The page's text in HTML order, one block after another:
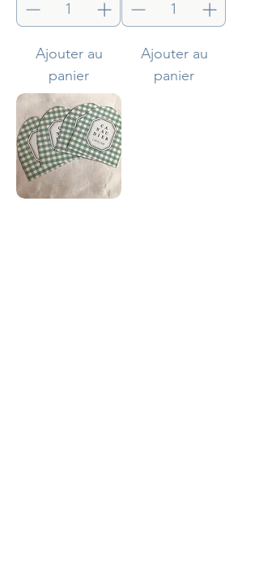
Ajouter au
panier
Ajouter au
panier